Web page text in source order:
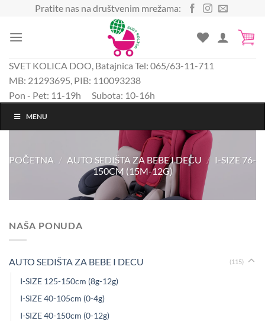
sadržaj
Pratite nas na društvenim mrežama:
SVET KOLICA DOO, Batajnica Tel: 065/63-11-711
MB: 21293695, PIB: 110093238
Pon - Pet: 11-19h Subota: 10-16h
MENU
POČETNA / AUTO SEDIŠTA ZA BEBE I DECU / I-SIZE 76-
150CM (15M-12G)
NAŠA PONUDA
AUTO SEDIŠTA ZA BEBE I DECU (115)
I-SIZE 125-150cm (8g-12g)
I-SIZE 40-105cm (0-4g)
I-SIZE 40-150cm (0-12g)